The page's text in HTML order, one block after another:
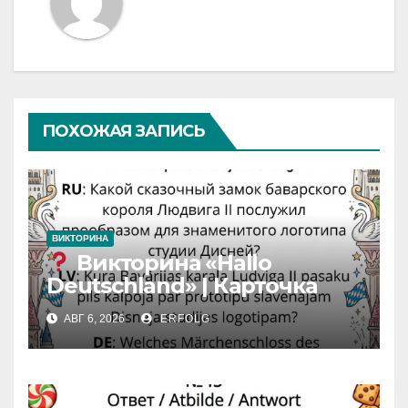
ПОХОЖАЯ ЗАПИСЬ
ВИКТОРИНА
Викторина «Hallo
Deutschland» | Карточка
№46
Замок вдохновения
Iedvesmas pils / Schloss der
Inspiration
АВГ 6, 2026 ERFOLG